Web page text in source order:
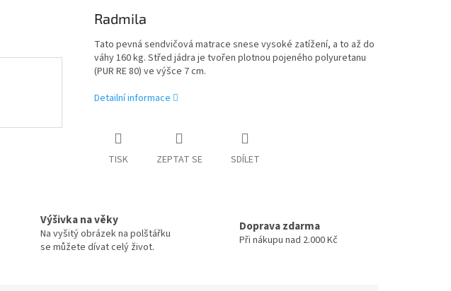
Radmila
Tato pevná sendvičová matrace snese vysoké zatížení, a to až do
váhy 160 kg. Střed jádra je tvořen plotnou pojeného polyuretanu
(PUR RE 80) ve výšce 7 cm.
Detailní informace
TISK ZEPTAT SE SDÍLET
Výšivka na věky
Na vyšitý obrázek na polštářku
se můžete dívat celý život.
Doprava zdarma
Při nákupu nad 2.000 Kč